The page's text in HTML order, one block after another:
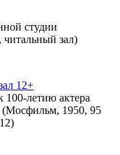
студии
зал)
12+
летию актера
(Мосфильм, 1950, 95